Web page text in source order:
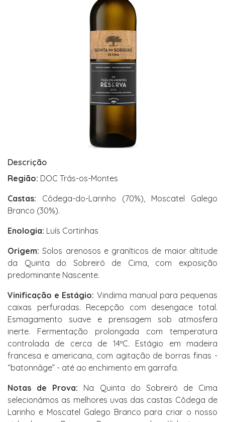
Descrição
Região: DOC Trás-os-Montes
Castas: Côdega-do-Larinho (70%), Moscatel Galego
Branco (30%).
Enologia: Luís Cortinhas
Origem: Solos arenosos e graníticos de maior altitude
da Quinta do Sobreiró de Cima, com exposição
predominante Nascente.
Vinificação e Estágio: Vindima manual para pequenas
caixas perfuradas. Recepção com desengace total.
Esmagamento suave e prensagem sob atmosfera
inerte. Fermentação prolongada com temperatura
controlada de cerca de 14ºC. Estágio em madeira
francesa e americana, com agitação de borras finas -
“batonnâge” - até ao enchimento em garrafa.
Notas de Prova: Na Quinta do Sobreiró de Cima
selecionámos as melhores uvas das castas Côdega de
Larinho e Moscatel Galego Branco para criar o nosso